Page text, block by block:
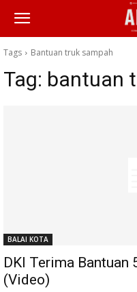
Tags Bantuan truk sampah
Tag: bantuan
BALAI KOTA
DKI Terima Bantuan
(Video)